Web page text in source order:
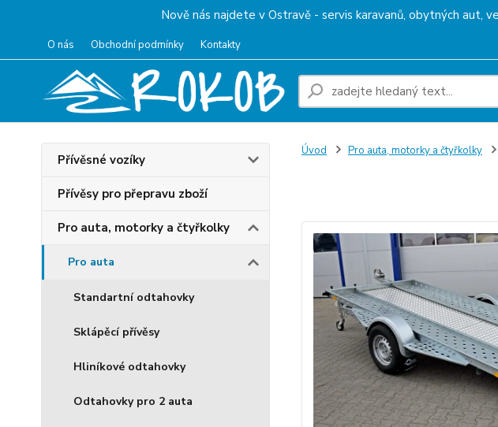
Nově nás najdete v Ostravě - servis karavanů, obytných aut,
O nás Obchodní podmínky Kontakty
Přívěsné vozíky
Přívěsy pro přepravu zboží
Pro auta, motorky a čtyřkolky
Pro auta
Standartní odtahovky
Sklápěcí přívěsy
Hliníkové odtahovky
Odtahovky pro 2 auta
Úvod Pro auta, motorky a čtyřkolky